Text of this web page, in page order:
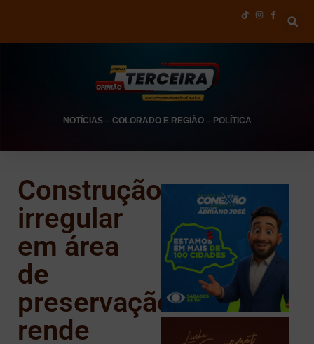
NOTÍCIAS– COLORADO E REGIÃO– POLÍTICA
Construção
irregular
em área
de
preservação
rende